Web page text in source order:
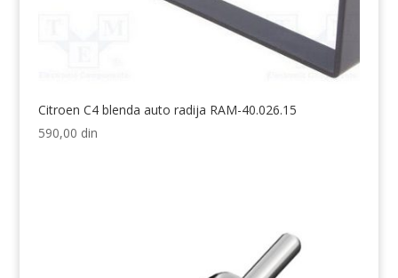
Citroen C4 blenda auto radija RAM-40.026.15
590,00 din